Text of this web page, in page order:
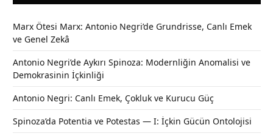
Marx Ötesi Marx: Antonio Negri’de Grundrisse, Canlı Emek
ve Genel Zekâ
Antonio Negri’de Aykırı Spinoza: Modernliğin Anomalisi ve
Demokrasinin İçkinliği
Antonio Negri: Canlı Emek, Çokluk ve Kurucu Güç
Spinoza’da Potentia ve Potestas — I: İçkin Gücün Ontolojisi